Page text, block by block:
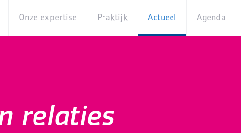
Onze expertise
Thema's
Praktijk
Practices
iBurgerzaken
Actueel Agenda
relaties